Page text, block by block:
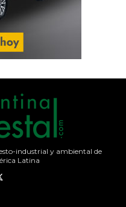
industrial y ambiental de
Latina